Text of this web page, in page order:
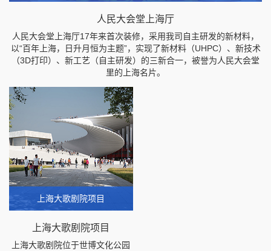
人民大会堂上海厅
人民大会堂上海厅17年来首次装修，采用我司自主研发的新材料，
以“百年上海，日升月恒为主题”，实现了新材料（UHPC）、新技术
（3D打印）、新工艺（自主研发）的三新合一，被誉为人民大会堂
里的上海名片。
上海大歌剧院项目
上海大歌剧院项目
上海大歌剧院位于世博文化公园